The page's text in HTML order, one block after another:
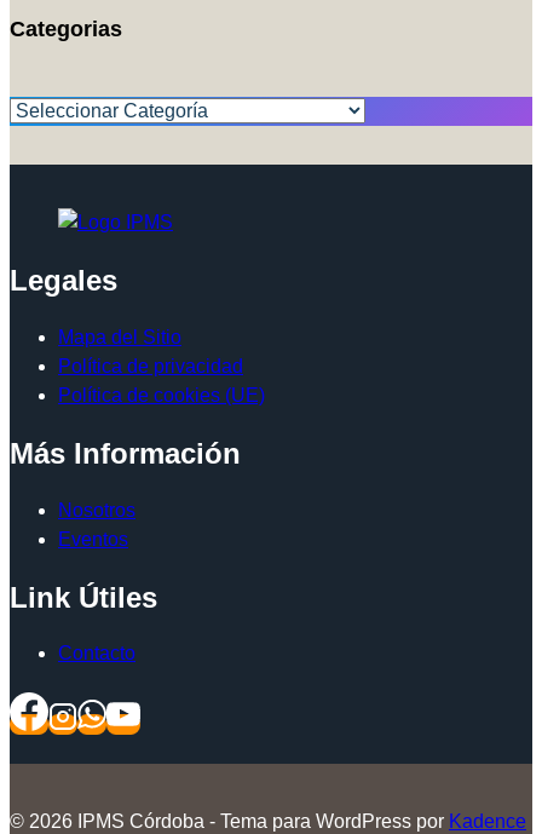
Categorias
Categorías
Legales
Mapa del Sitio
Política de privacidad
Política de cookies (UE)
Más Información
Nosotros
Eventos
Link Útiles
Contacto
© 2026 IPMS Córdoba - Tema para WordPress por Kadence